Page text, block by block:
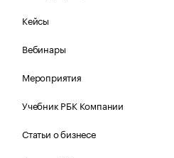
Кейсы
Вебинары
Мероприятия
Учебник РБК Компании
Статьи о бизнесе